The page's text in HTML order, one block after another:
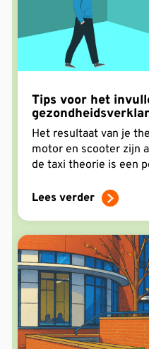
Tips voor het
Het resultaat van je
motor en scooter zijn
de taxi theorie is een
slaagt voor je theorie-
Lees verder